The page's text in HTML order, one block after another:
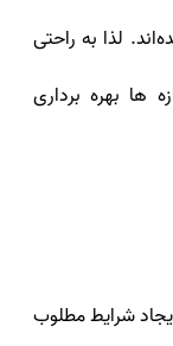
لذا به راحتی
ها بهره برداری
شرایط مطلوب